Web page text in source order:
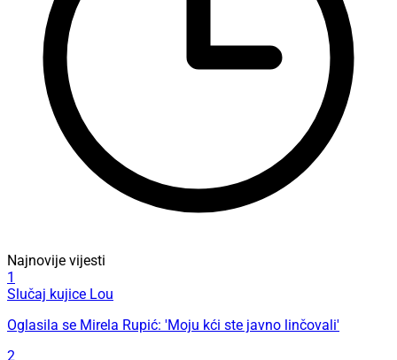
Najnovije vijesti
1
Slučaj kujice Lou
Oglasila se Mirela Rupić: 'Moju kći ste javno linčovali'
2